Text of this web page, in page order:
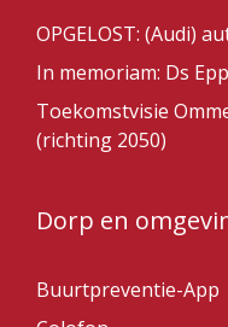
OPGELOST: (Audi)
In memoriam: Ds
Toekomstvisie
(richting 2050)
Dorp en
Buurtpreventie-App